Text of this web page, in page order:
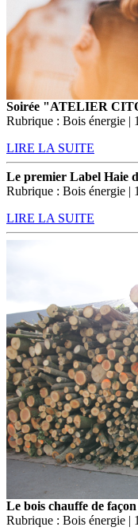
Soirée "ATELIER
Rubrique : Bois énergie |
LIRE LA SUITE
Le premier Label Haie
Rubrique : Bois énergie |
LIRE LA SUITE
Le bois chauffe de
Rubrique : Bois énergie |